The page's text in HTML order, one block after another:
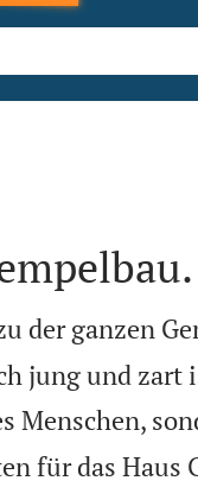
der ganzen
jung und zart
für das Haus